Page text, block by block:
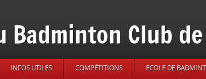
Badminton Club
INFOS UTILES COMPÉTITIONS ECOLE DE